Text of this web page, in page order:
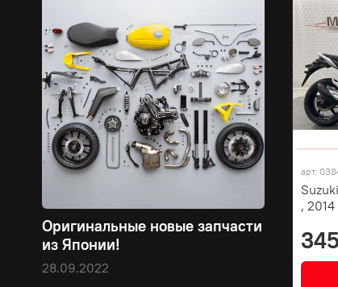
арт.
, 2014
Оригинальные новые запчасти
из Японии!
28.09.2022